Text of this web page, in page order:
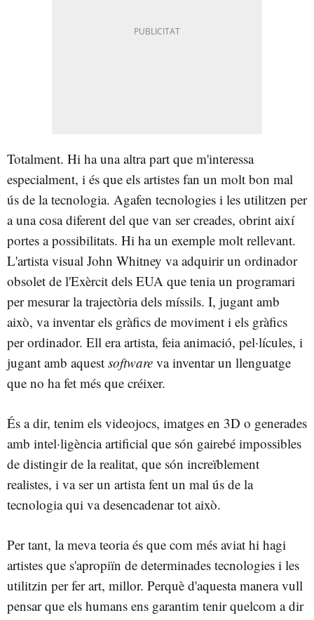
Totalment. Hi ha una altra part que m'interessa
especialment, i és que els artistes fan un molt bon mal
ús de la tecnologia. Agafen tecnologies i les utilitzen per
a una cosa diferent del que van ser creades, obrint així
portes a possibilitats. Hi ha un exemple molt rellevant.
L'artista visual John Whitney va adquirir un ordinador
obsolet de l'Exèrcit dels EUA que tenia un programari
per mesurar la trajectòria dels míssils. I, jugant amb
això, va inventar els gràfics de moviment i els gràfics
per ordinador. Ell era artista, feia animació, pel·lícules, i
jugant amb aquest software va inventar un llenguatge
que no ha fet més que créixer.
És a dir, tenim els videojocs, imatges en 3D o generades
amb intel·ligència artificial que són gairebé impossibles
de distingir de la realitat, que són increïblement
realistes, i va ser un artista fent un mal ús de la
tecnologia qui va desencadenar tot això.
Per tant, la meva teoria és que com més aviat hi hagi
artistes que s'apropiïn de determinades tecnologies i les
utilitzin per fer art, millor. Perquè d'aquesta manera vull
pensar que els humans ens garantim tenir quelcom a dir